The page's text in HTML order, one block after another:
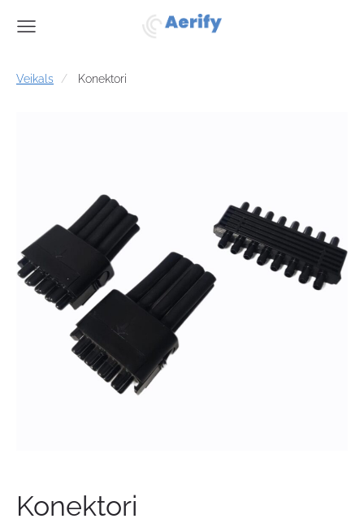
Veikals Konektori
Konektori